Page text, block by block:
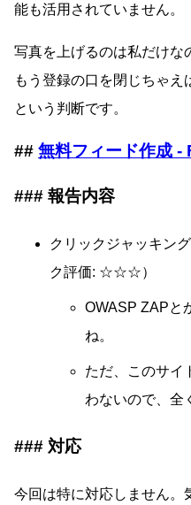
能も活用されていません。
写真を上げるのは私だけな
もう登録の口を閉じちゃえ
という判断です。
無料フィード作成 -
報告内容
クリックジャッキン
ク評価: ☆☆☆）
OWASP ZAPと
ね。
ただ、このサイ
わないので、全
対応
今回は特に対応しません。